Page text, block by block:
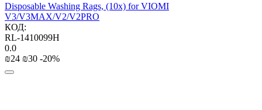
Disposable Washing Rags, (10x) for VIOMI
V3/V3MAX/V2/V2PRO
КОД:
RL-1410099H
0.0
₪‍24‍ ₪‍30‍ -20%